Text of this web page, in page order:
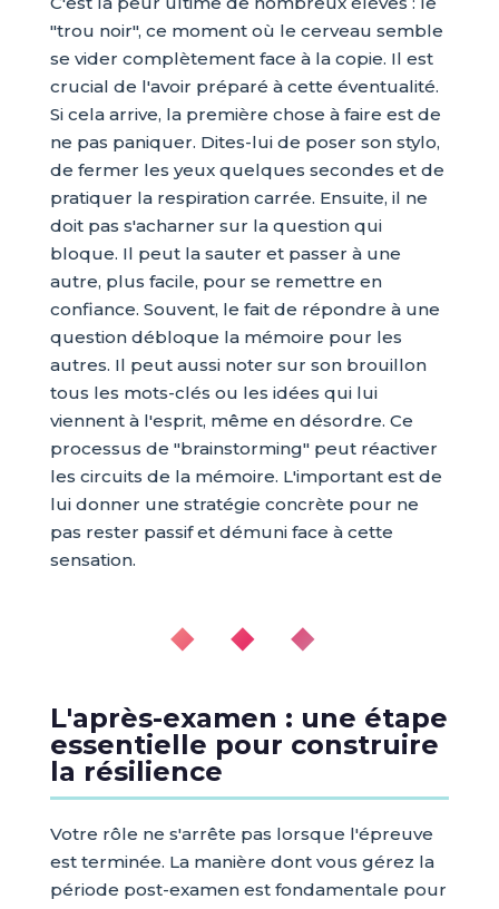
"trou noir", ce moment où le cerveau semble
se vider complètement face à la copie. Il est
crucial de l'avoir préparé à cette éventualité.
Si cela arrive, la première chose à faire est de
ne pas paniquer. Dites-lui de poser son stylo,
de fermer les yeux quelques secondes et de
pratiquer la respiration carrée. Ensuite, il ne
doit pas s'acharner sur la question qui
bloque. Il peut la sauter et passer à une
autre, plus facile, pour se remettre en
confiance. Souvent, le fait de répondre à une
question débloque la mémoire pour les
autres. Il peut aussi noter sur son brouillon
tous les mots-clés ou les idées qui lui
viennent à l'esprit, même en désordre. Ce
processus de "brainstorming" peut réactiver
les circuits de la mémoire. L'important est de
lui donner une stratégie concrète pour ne
pas rester passif et démuni face à cette
sensation.
◆ ◆ ◆
L'après-examen : une étape
essentielle pour construire
la résilience
Votre rôle ne s'arrête pas lorsque l'épreuve
est terminée. La manière dont vous gérez la
période post-examen est fondamentale pour